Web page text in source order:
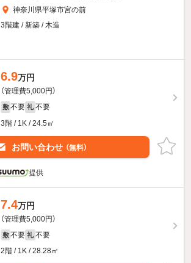
神奈川県平塚市宮の前
3階建 / 新築 / 木造
6.9万円
（管理費5,000円）
敷 不要 礼 不要
3階 / 1K / 24.5㎡
お問い合わせ （無料）
提供
7.4万円
（管理費5,000円）
敷 不要 礼 不要
2階 / 1K / 28.28㎡